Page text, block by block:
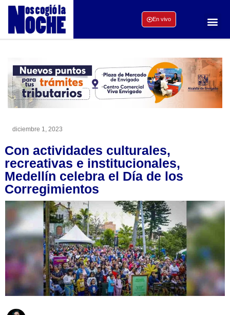
En vivo
diciembre 1, 2023
Con actividades culturales,
recreativas e institucionales,
Medellín celebra el Día de los
Corregimientos